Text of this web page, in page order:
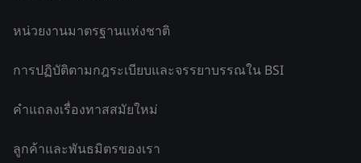
หน่วยงานมาตรฐานแห่งชาติ
การปฏิบัติตามกฎระเบียบและจรรยาบรรณใน BSI
คำแถลงเรื่องทาสสมัยใหม่
ลูกค้าและพันธมิตรของเรา